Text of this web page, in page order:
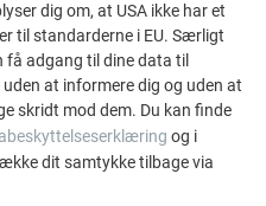
3-4-5-metoden
Afmærk derefter en
hvor den rette vinkel skal
måler du nu en
retning for den rette
dig om, at USA ikke har et
til standarderne i EU. Særligt
få adgang til dine data til
at informere dig og uden at
skridt mod dem. Du kan finde
og i
dit samtykke tilbage via